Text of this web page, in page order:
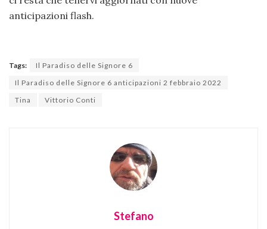
anticipazioni flash.
Tags:
Il Paradiso delle Signore 6
Il Paradiso delle Signore 6 anticipazioni 2 febbraio 2022
Tina
Vittorio Conti
Stefano